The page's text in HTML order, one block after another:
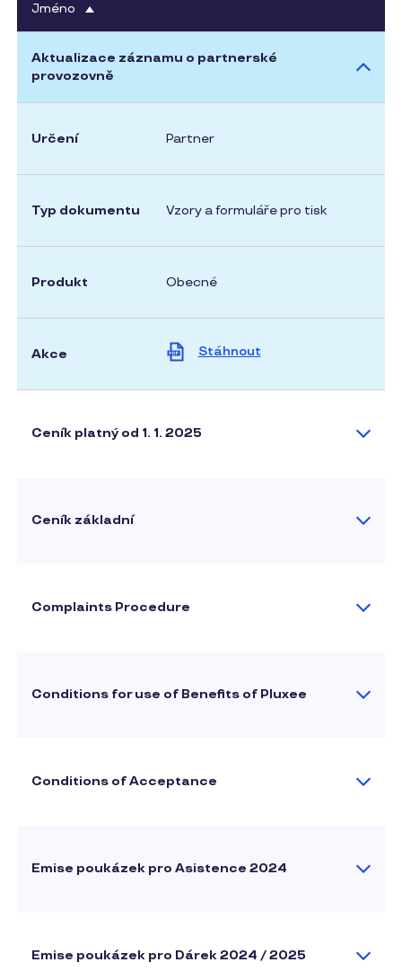
Jméno
Seřadit
Aktualizace záznamu o partnerské
provozovně
Určení Partner
Typ dokumentu Vzory a formuláře pro tisk
Produkt Obecné
Akce Stáhnout
Ceník platný od 1. 1. 2025
Ceník základní
Complaints Procedure
Conditions for use of Benefits of Pluxee
Conditions of Acceptance
Emise poukázek pro Asistence 2024
Emise poukázek pro Dárek 2024 / 2025